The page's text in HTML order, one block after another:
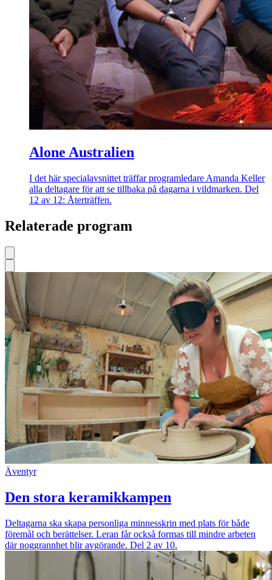
Alone Australien
I det här specialavsnittet träffar programledare Amanda Keller
alla deltagare för att se tillbaka på dagarna i vildmarken. Del
12 av 12: Återträffen.
Relaterade program
Äventyr
Den stora keramikkampen
Deltagarna ska skapa personliga minnesskrin med plats för både
föremål och berättelser. Leran får också formas till mindre arbeten
där noggrannhet blir avgörande. Del 2 av 10.